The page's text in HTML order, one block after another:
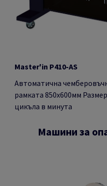
Master'in P410-AS
Автоматична
рамката 850х600мм
цикъла в минута
Машини за